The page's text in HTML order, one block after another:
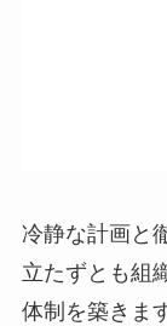
冷静な計画と
立たずとも組
体制を築きま